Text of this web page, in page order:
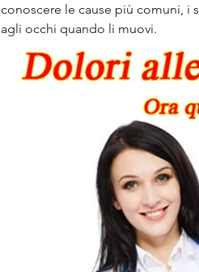
conoscere le cause più comuni,
agli occhi quando li muovi.